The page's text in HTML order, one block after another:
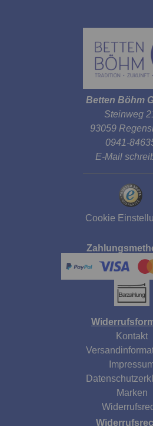
Betten Böhm
Steinweg
93059
0941-
E-Mail
Cookie
Kontakt
Marken